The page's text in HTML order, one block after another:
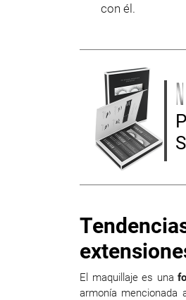
con él.
El maquillaje es una
armonía mencionada